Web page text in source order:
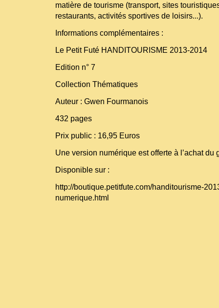
matière de tourisme (transport, sites
restaurants, activités sportives de loisirs...).
Informations complémentaires :
Le Petit Futé HANDITOURISME 2013-2014
Edition n° 7
Collection Thématiques
Auteur : Gwen Fourmanois
432 pages
Prix public : 16,95 Euros
Une version numérique est offerte à l’achat du
Disponible sur :
http://boutique.petitfute.com/handitourisme-
numerique.html